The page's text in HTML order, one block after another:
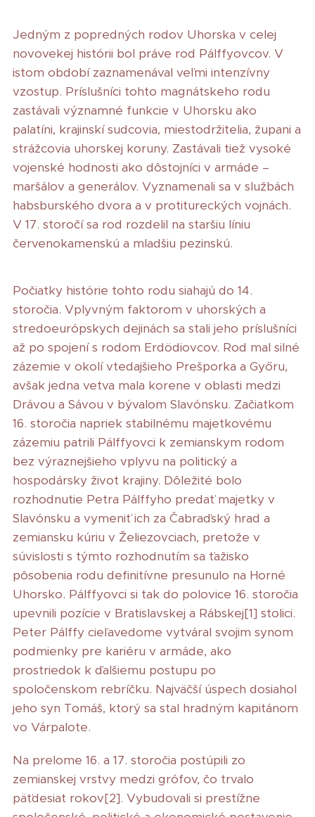
Jedným z popredných rodov Uhorska v celej
novovekej histórii bol práve rod Pálffyovcov. V
istom období zaznamenával veľmi intenzívny
vzostup. Príslušníci tohto magnátskeho rodu
zastávali významné funkcie v Uhorsku ako
palatíni, krajinskí sudcovia, miestodržitelia, župani a
strážcovia uhorskej koruny. Zastávali tiež vysoké
vojenské hodnosti ako dôstojníci v armáde –
maršálov a generálov. Vyznamenali sa v službách
habsburského dvora a v protitureckých vojnách.
V 17. storočí sa rod rozdelil na staršiu líniu
červenokamenskú a mladšiu pezinskú.
Počiatky histórie tohto rodu siahajú do 14.
storočia. Vplyvným faktorom v uhorských a
stredoeurópskych dejinách sa stali jeho príslušníci
až po spojení s rodom Erdödiovcov. Rod mal silné
zázemie v okolí vtedajšieho Prešporka a Győru,
avšak jedna vetva mala korene v oblasti medzi
Drávou a Sávou v bývalom Slavónsku. Začiatkom
16. storočia napriek stabilnému majetkovému
zázemiu patrili Pálffyovci k zemianskym rodom
bez výraznejšieho vplyvu na politický a
hospodársky život krajiny. Dôležité bolo
rozhodnutie Petra Pálffyho predať majetky v
Slavónsku a vymeniť ich za Čabraďský hrad a
zemiansku kúriu v Želiezovciach, pretože v
súvislosti s týmto rozhodnutím sa ťažisko
pôsobenia rodu definitívne presunulo na Horné
Uhorsko. Pálffyovci si tak do polovice 16. storočia
upevnili pozície v Bratislavskej a Rábskej[1] stolici.
Peter Pálffy cieľavedome vytváral svojim synom
podmienky pre kariéru v armáde, ako
prostriedok k ďalšiemu postupu po
spoločenskom rebríčku. Najväčší úspech dosiahol
jeho syn Tomáš, ktorý sa stal hradným kapitánom
vo Várpalote.
Na prelome 16. a 17. storočia postúpili zo
zemianskej vrstvy medzi grófov, čo trvalo
päťdesiat rokov[2]. Vybudovali si prestížne